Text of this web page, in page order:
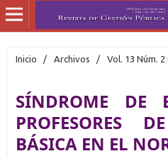
Inicio / Archivos / Vol. 13 Núm. 2
SÍNDROME DE
PROFESORES
BÁSICA EN EL